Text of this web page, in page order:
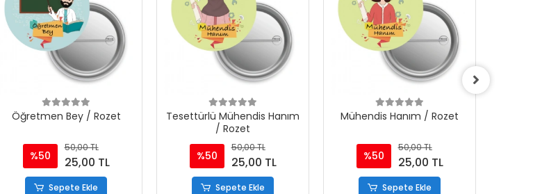
Öğretmen Bey / Rozet
%50
50,00 TL
25,00 TL
Sepete Ekle
Tesettürlü Mühendis Hanım
/ Rozet
%50
50,00 TL
25,00 TL
Sepete Ekle
Mühendis Hanım / Rozet
%50
50,00 TL
25,00 TL
Sepete Ekle